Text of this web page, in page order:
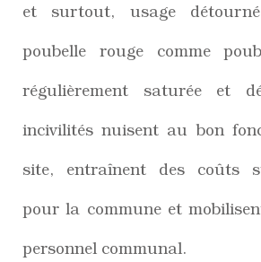
et surtout, usage
poubelle rouge comme
régulièrement saturée et
incivilités nuisent au bon
site, entraînent des coûts
pour la commune et
personnel communal.